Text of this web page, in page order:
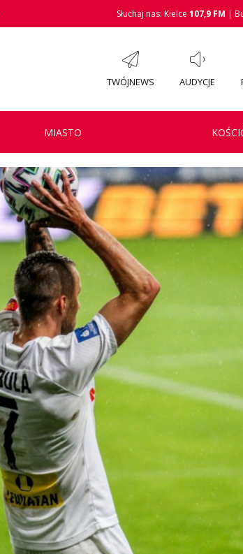
Słuchaj nas: Kielce 107,9 FM |
TWÓJNEWS AUDYCJE
MIASTO